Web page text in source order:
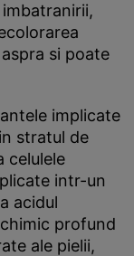
si poate
implicate
stratul de
celulele
intr-un
acidul
profund
ale pielii,